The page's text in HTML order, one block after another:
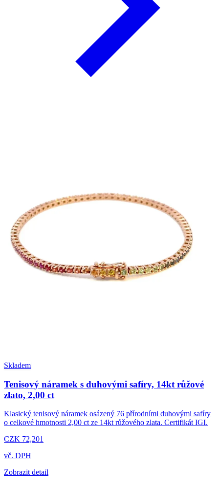
Skladem
Tenisový náramek s duhovými safíry, 14kt růžové
zlato, 2,00 ct
Klasický tenisový náramek osázený 76 přírodními duhovými safíry
o celkové hmotnosti 2,00 ct ze 14kt růžového zlata. Certifikát IGI.
CZK 72,201
vč. DPH
Zobrazit detail